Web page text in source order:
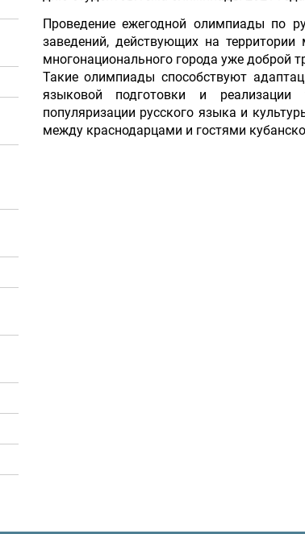
Проведение ежегодной олимпиады по
заведений, действующих на
многонационального города уже доброй
Такие олимпиады способствуют
языковой подготовки и реализации
популяризации русского языка и
между краснодарцами и гостями